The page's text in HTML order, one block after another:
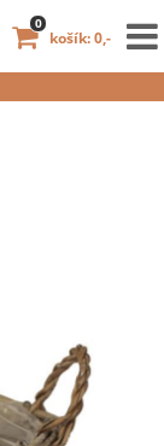
košík: 0,-
0